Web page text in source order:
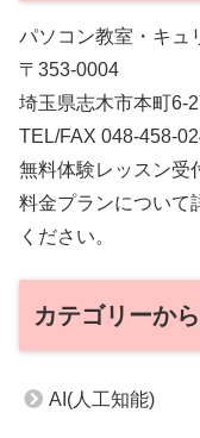
パソコン教室・キュ
〒353-0004
埼玉県志木市本町6-
TEL/FAX 048-458-
無料体験レッスン受
料金プランについて
ください。
カテゴリーか
AI(人工知能)